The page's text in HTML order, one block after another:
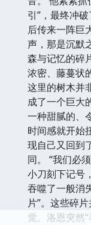
引”，最终冲
后传来一阵巨
声，那是沉默
森与记忆的碎
浓密、藤蔓状
这里的树木并
成了一个巨大
一种甜腻的、
时间感就开始
现自己又回到
同。 “我们必
小刀刻下记号
吞噬了一般消
片”。这些碎
觉。洛恩突然